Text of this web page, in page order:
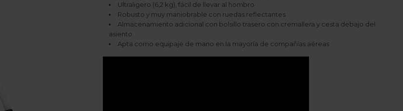
Ultraligero (6,2 kg), fácil de llevar al hombro
Robusto y muy maniobrable con ruedas reflectantes
Almacenamiento adicional con bolsillo trasero con cremallera y cesta debajo del
asiento
Apta como equipaje de mano en la mayoría de compañías aéreas